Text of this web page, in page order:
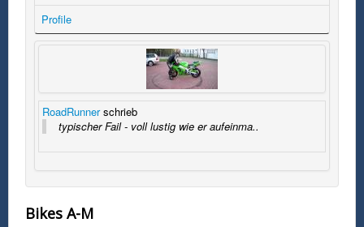
Profile
RoadRunnerschrieb
typischer Fail - voll lustig wie er aufeinma..
Bikes A-M